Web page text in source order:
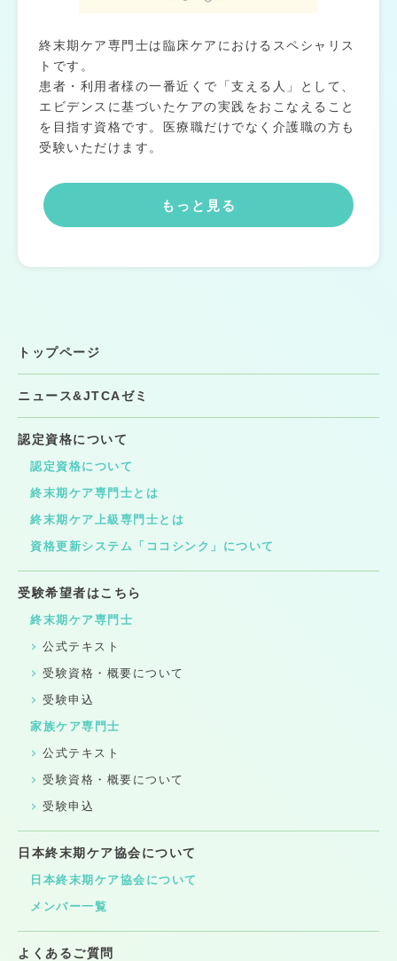
終末期ケア専門士は臨床ケアにおけるスペシャリス
トです。
患者・利用者様の一番近くで「支える人」として、
エビデンスに基づいたケアの実践をおこなえること
を目指す資格です。医療職だけでなく介護職の方も
受験いただけます。
もっと見る
トップページ
ニュース&JTCAゼミ
認定資格について
認定資格について
終末期ケア専門士とは
終末期ケア上級専門士とは
資格更新システム「ココシンク」について
受験希望者はこちら
終末期ケア専門士
公式テキスト
受験資格・概要について
受験申込
家族ケア専門士
公式テキスト
受験資格・概要について
受験申込
日本終末期ケア協会について
日本終末期ケア協会について
メンバー一覧
よくあるご質問